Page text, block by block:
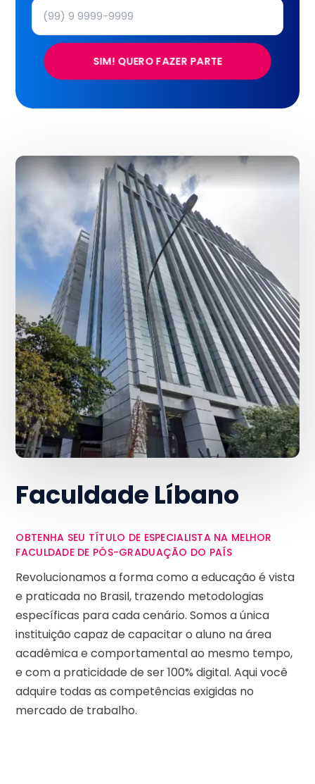
SIM! QUERO FAZER PARTE
Faculdade Líbano
OBTENHA SEU TÍTULO DE ESPECIALISTA NA MELHOR
FACULDADE DE PÓS-GRADUAÇÃO DO PAÍS
Revolucionamos a forma como a educação é vista
e praticada no Brasil, trazendo metodologias
específicas para cada cenário. Somos a única
instituição capaz de capacitar o aluno na área
acadêmica e comportamental ao mesmo tempo,
e com a praticidade de ser 100% digital. Aqui você
adquire todas as competências exigidas no
mercado de trabalho.